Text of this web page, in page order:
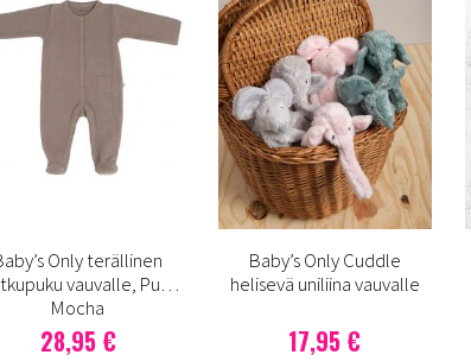
Only terällinen
vauvalle, Pure
Mocha
28,95 €
Baby’s Only Cuddle
helisevä uniliina vauvalle
17,95 €